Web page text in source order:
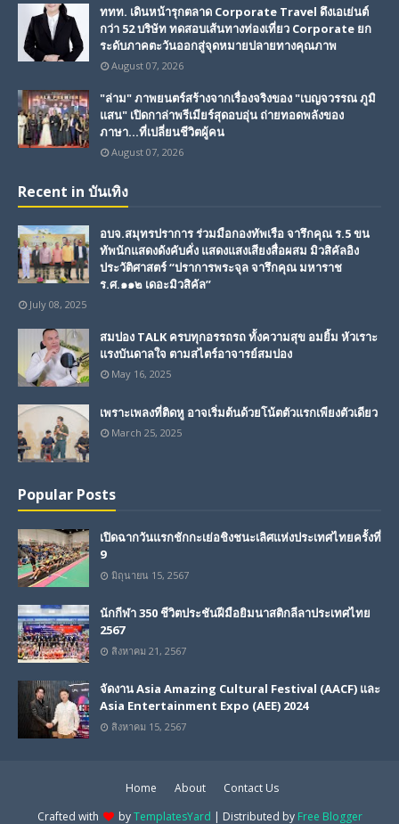
ททท. เดินหน้ารุกตลาด Corporate Travel ดึงเอเย่นต์
กว่า 52 บริษัท ทดสอบเส้นทางท่องเที่ยว Corporate ยก
ระดับภาคตะวันออกสู่จุดหมายปลายทางคุณภาพ
August 07, 2026
"ล่าม" ภาพยนตร์สร้างจากเรื่องจริงของ "เบญจวรรณ ภูมิ
แสน" เปิดกาล่าพรีเมียร์สุดอบอุ่น ถ่ายทอดพลังของ
ภาษา...ที่เปลี่ยนชีวิตผู้คน
August 07, 2026
Recent in บันเทิง
อบจ.สมุทรปราการ ร่วมมือกองทัพเรือ จารึกคุณ ร.5 ขน
ทัพนักแสดงดังคับคั่ง แสดงแสงเสียงสื่อผสม มิวสิคัลอิง
ประวัติศาสตร์ “ปราการพระจุล จารึกคุณ มหาราช
ร.ศ.๑๑๒ เดอะมิวสิคัล”
July 08, 2025
สมปอง TALK ครบทุกอรรถรถ ทั้งความสุข อมยิ้ม หัวเราะ
แรงบันดาลใจ ตามสไตร์อาจารย์สมปอง
May 16, 2025
เพราะเพลงที่ติดหู อาจเริ่มต้นด้วยโน้ตตัวแรกเพียงตัวเดียว
March 25, 2025
Popular Posts
เปิดฉากวันแรกชักกะเย่อชิงชนะเลิศแห่งประเทศไทยครั้งที่
9
มิถุนายน 15, 2567
นักกีฬา 350 ชีวิตประชันฝีมือยิมนาสติกลีลาประเทศไทย
2567
สิงหาคม 21, 2567
จัดงาน Asia Amazing Cultural Festival (AACF) และ
Asia Entertainment Expo (AEE) 2024
สิงหาคม 15, 2567
Home About
Contact Us
Crafted with
byTemplatesYard | Distributed by Free Blogger